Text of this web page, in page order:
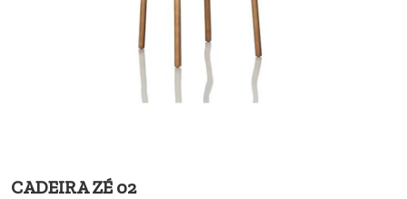
CADEIRA ZÉ 02